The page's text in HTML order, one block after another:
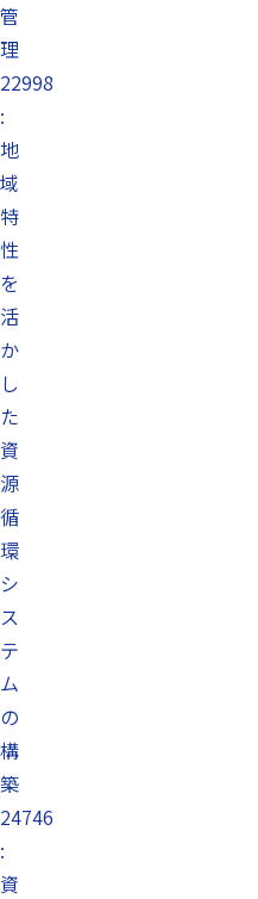
管
理
22998
:
地
域
特
性
を
活
か
し
た
資
源
循
環
シ
ス
テ
ム
の
構
築
24746
:
資